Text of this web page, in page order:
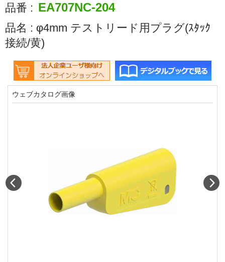
品番 : EA707NC-204
品名 : φ4mm テストリード用プラグ(ｽﾀｯｸ
接続/黄)
ウェブカタログ画像